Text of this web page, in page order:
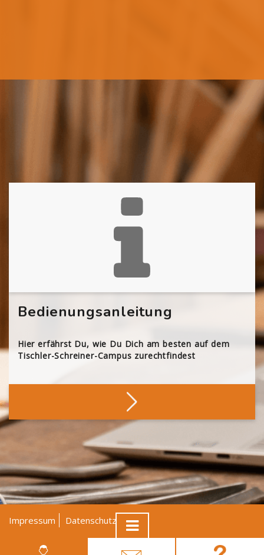
Bedienungsanleitung
Hier erfährst Du, wie Du Dich am besten auf dem
Tischler-Schreiner-Campus zurechtfindest
Impressum Datenschutz
AGB